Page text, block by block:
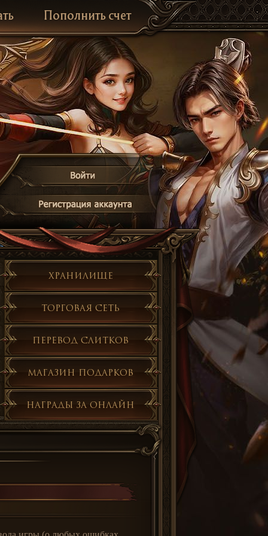
Пополнить счет
Хранилище
Торговая сеть
Перевод слитков
Магазин подарков
Награды за онлайн